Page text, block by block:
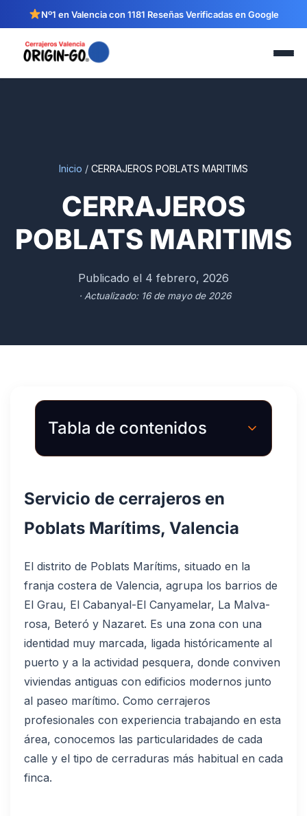
Nº1 en Valencia con 1181 Reseñas Verificadas en Google
Inicio / CERRAJEROS POBLATS MARITIMS
CERRAJEROS
POBLATS MARITIMS
Publicado el 4 febrero, 2026
· Actualizado: 16 de mayo de 2026
Tabla de contenidos
Servicio de cerrajeros en
Poblats Marítims, Valencia
El distrito de Poblats Marítims, situado en la
franja costera de Valencia, agrupa los barrios de
El Grau, El Cabanyal-El Canyamelar, La Malva-
rosa, Beteró y Nazaret. Es una zona con una
identidad muy marcada, ligada históricamente al
puerto y a la actividad pesquera, donde conviven
viviendas antiguas con edificios modernos junto
al paseo marítimo. Como cerrajeros
profesionales con experiencia trabajando en esta
área, conocemos las particularidades de cada
calle y el tipo de cerraduras más habitual en cada
finca.